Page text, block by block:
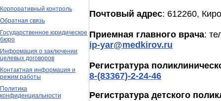
Корпоративный контроль
Обратная связь
Государственное юридическое
бюро
Информация о заключении
целевых договоров
Контактная информация и
режим работы
Политика
конфиденциальности
Почтовый адрес: 612260,
Приемная главного врача:
ip-yar@medkirov.ru
Регистратура
8-(83367)-2-24-46
Регистратура детского